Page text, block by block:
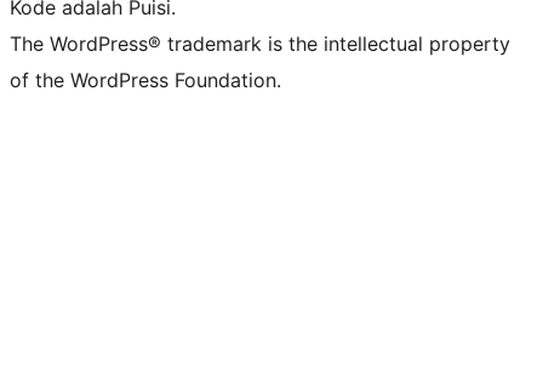
Kode adalah Puisi.
The WordPress® trademark is the intellectual property
of the WordPress Foundation.